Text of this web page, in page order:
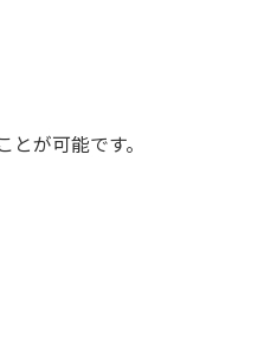
が可能です。